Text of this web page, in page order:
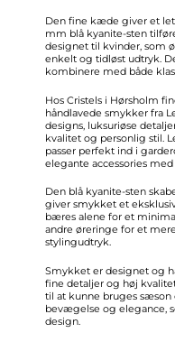
Den fine kæde giver et
mm blå kyanite-sten
designet til kvinder, som
enkelt og tidløst udtryk.
kombinere med både
Hos Cristels i Hørsholm
håndlavede smykker fra
designs, luksuriøse
kvalitet og personlig stil.
passer perfekt ind i
elegante accessories
Den blå kyanite-sten
giver smykket et
bæres alene for et
andre øreringe for et
stylingudtryk.
Smykket er designet og
fine detaljer og høj
til at kunne bruges
bevægelse og elegance,
design.